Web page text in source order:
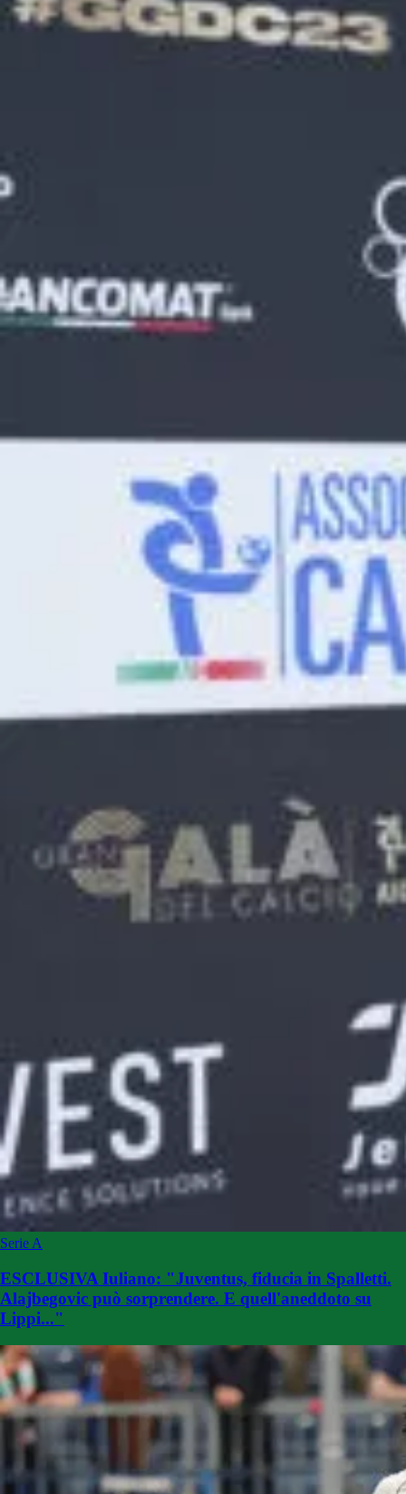
Serie A
ESCLUSIVA Iuliano: "Juventus, fiducia in Spalletti.
Alajbegovic può sorprendere. E quell'aneddoto su
Lippi..."